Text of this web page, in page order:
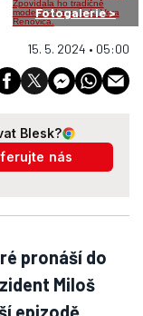
Fotogalerie >
15. 5. 2024 • 05:00
Blesk?
nás
pronáší do
Miloš
epizodě